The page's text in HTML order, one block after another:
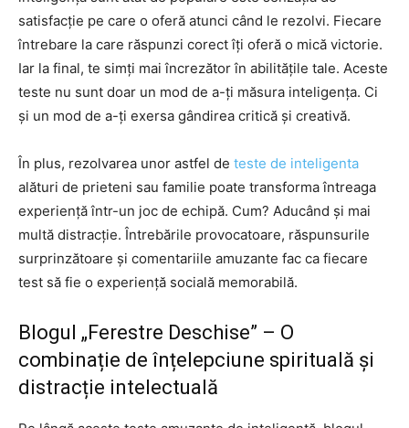
satisfacție pe care o oferă atunci când le rezolvi. Fiecare
întrebare la care răspunzi corect îți oferă o mică victorie.
Iar la final, te simți mai încrezător în abilitățile tale. Aceste
teste nu sunt doar un mod de a-ți măsura inteligența. Ci
și un mod de a-ți exersa gândirea critică și creativă.
În plus, rezolvarea unor astfel de teste de inteligenta
alături de prieteni sau familie poate transforma întreaga
experiență într-un joc de echipă. Cum? Aducând și mai
multă distracție. Întrebările provocatoare, răspunsurile
surprinzătoare și comentariile amuzante fac ca fiecare
test să fie o experiență socială memorabilă.
Blogul „Ferestre Deschise” – O
combinație de înțelepciune spirituală și
distracție intelectuală